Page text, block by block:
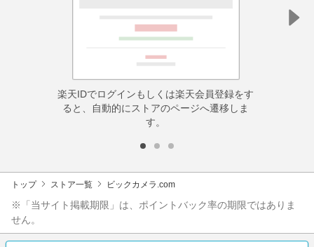
楽天IDでログインもしくは楽天会員登録をす
ると、自動的にストアのページへ遷移しま
す。
トップ ストア一覧 ビックカメラ.com
※「当サイト掲載期限」は、ポイントバック率の期限ではありま
せん。